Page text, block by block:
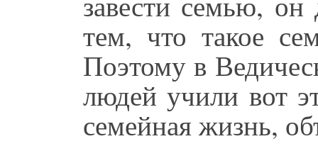
тем, что такое
Поэтому в
людей учили вот
семейная жизнь,